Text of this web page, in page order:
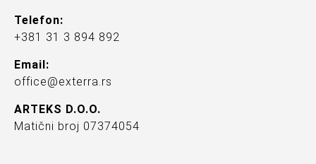
Telefon:
+381 31 3 894 892
Email:
office@exterra.rs
ARTEKS D.O.O.
Matični broj 07374054